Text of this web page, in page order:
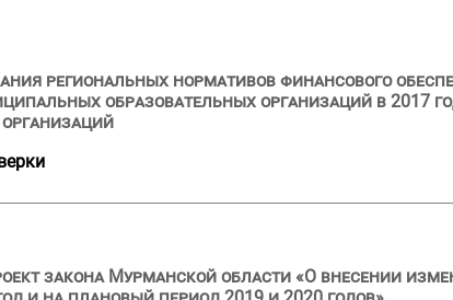
региональных нормативов финансового
образовательных организаций в 2017
закона Мурманской области «О внесении